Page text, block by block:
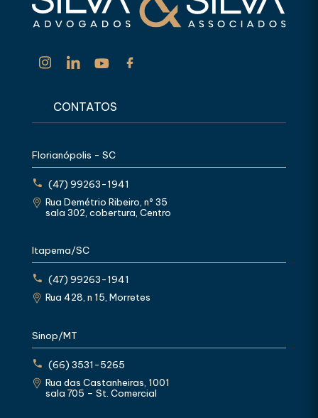
CONTATOS
Florianópolis - SC
(47) 99263-1941
Rua Demétrio Ribeiro, nº 35
sala 302, cobertura, Centro
Itapema/SC
(47) 99263-1941
Rua 428, n 15, Morretes
Sinop/MT
(66) 3531-5265
Rua das Castanheiras, 1001
sala 705 – St. Comercial